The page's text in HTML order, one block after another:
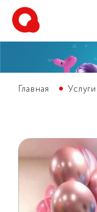
Главная Услуги